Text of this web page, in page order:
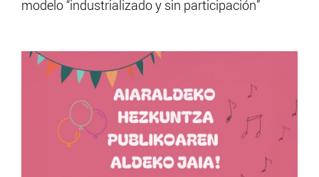
modelo “industrializado y sin participación”